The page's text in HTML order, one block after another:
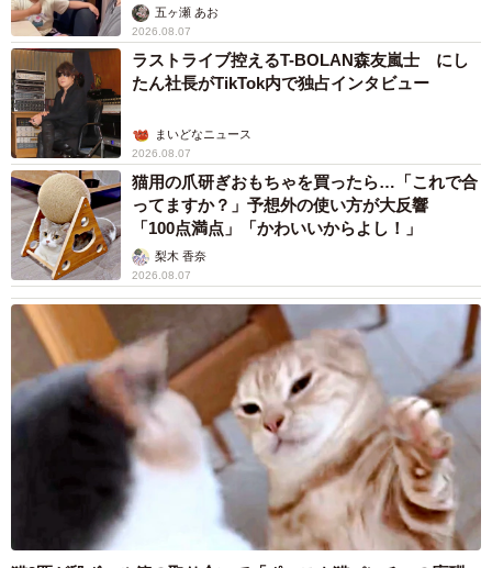
五ヶ瀬 あお
2026.08.07
ラストライブ控えるT-BOLAN森友嵐士 にし
たん社長がTikTok内で独占インタビュー
まいどなニュース
2026.08.07
猫用の爪研ぎおもちゃを買ったら…「これで合
ってますか？」予想外の使い方が大反響
「100点満点」「かわいいからよし！」
梨木 香奈
2026.08.07